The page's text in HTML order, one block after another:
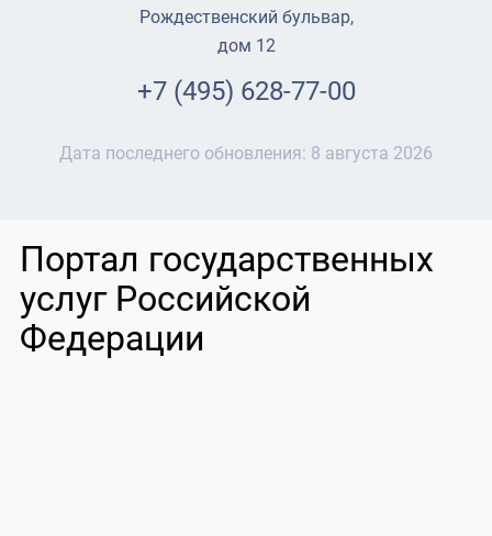
Рождественский бульвар,
дом 12
+7 (495) 628-77-00
Дата последнего обновления: 8 августа 2026
Портал государственных
услуг Российской
Федерации